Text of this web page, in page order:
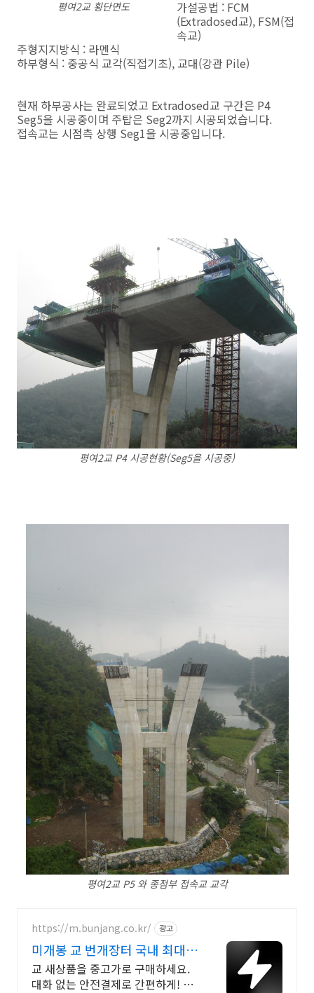
평여2교 횡단면도
가설공법 : FCM
(Extradosed교), FSM(접
속교)
주형지지방식 : 라멘식
하부형식 : 중공식 교각(직접기초), 교대(강관 Pile)
현재 하부공사는 완료되었고 Extradosed교 구간은 P4
Seg5을 시공중이며 주탑은 Seg2까지 시공되었습니다.
접속교는 시점측 상행 Seg1을 시공중입니다.
평여2교 P4 시공현황(Seg5을 시공중)
평여2교 P5 와 종점부 접속교 교각
https://m.bunjang.co.kr/ 광고
미개봉 교 번개장터 국내 최대
브랜드 중고거래
교 새상품을 중고가로 구매하세요.
대화 없는 안전결제로 간편하게! 전